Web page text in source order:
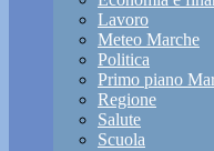
Lavoro
Meteo Marche
Politica
Primo piano
Regione
Salute
Scuola